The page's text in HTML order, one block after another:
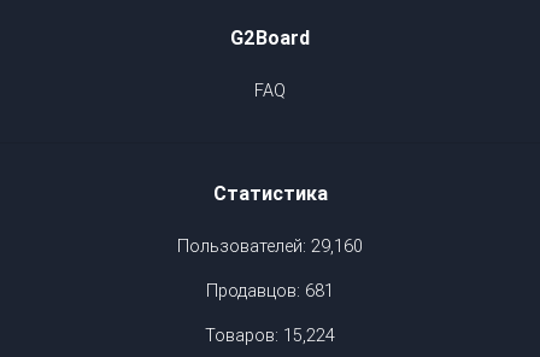
G2Board
FAQ
Статистика
Пользователей: 29,160
Продавцов: 681
Товаров: 15,224